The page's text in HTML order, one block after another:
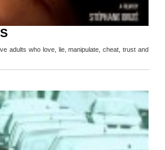
adults who love, lie, manipulate, cheat, trust and